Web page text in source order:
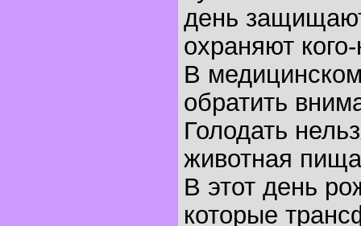
день
охраняют
В
обратить
Голодать
животная
В этот день
которые